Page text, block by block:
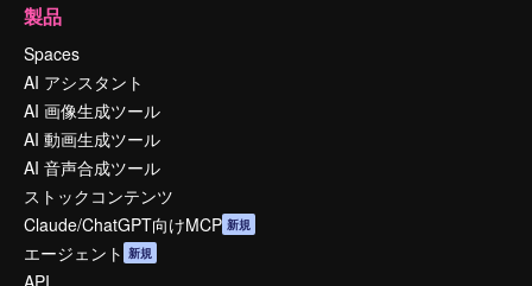
製品
Spaces
AI アシスタント
AI 画像生成ツール
AI 動画生成ツール
AI 音声合成ツール
ストックコンテンツ
Claude/ChatGPT向けMCP 新規
エージェント 新規
API